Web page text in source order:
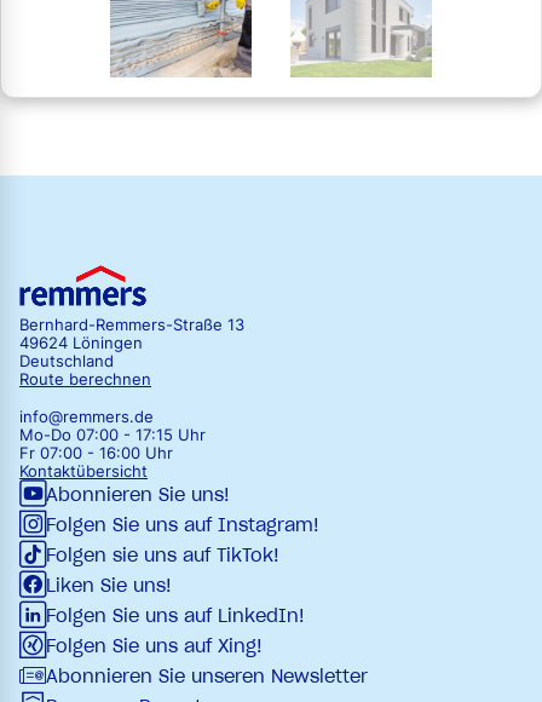
Bernhard-Remmers-Straße 13
49624 Löningen
Deutschland
Route berechnen
info@remmers.de
Mo-Do 07:00 - 17:15 Uhr
Fr 07:00 - 16:00 Uhr
Kontaktübersicht
Abonnieren Sie uns!
Folgen Sie uns auf Instagram!
Folgen sie uns auf TikTok!
Liken Sie uns!
Folgen Sie uns auf LinkedIn!
Folgen Sie uns auf Xing!
Abonnieren Sie unseren Newsletter